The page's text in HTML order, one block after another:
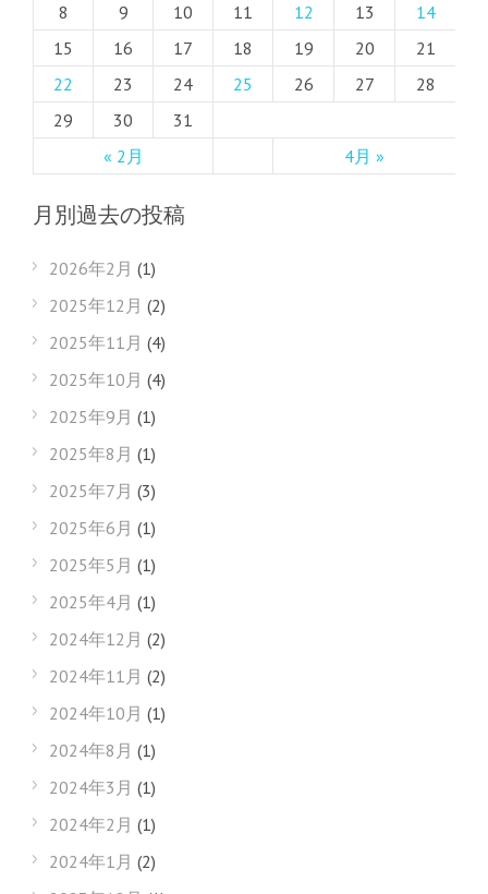
« 2月 4月 »
8
9 10 11 12 13
14
15
16 17 18 19 20
21
22
23 24 25 26 27
28
29
30 31
月別過去の投稿
2026年2月 (1)
2025年12月 (2)
2025年11月 (4)
2025年10月 (4)
2025年9月 (1)
2025年8月 (1)
2025年7月 (3)
2025年6月 (1)
2025年5月 (1)
2025年4月 (1)
2024年12月 (2)
2024年11月 (2)
2024年10月 (1)
2024年8月 (1)
2024年3月 (1)
2024年2月 (1)
2024年1月 (2)